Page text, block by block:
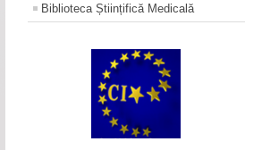
Biblioteca Științifică Medicală